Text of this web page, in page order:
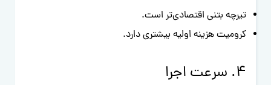
تیرچه بتنی اقتصادی‌تر است.
کرومیت هزینه اولیه بیشتری دارد.
۴. سرعت اجرا